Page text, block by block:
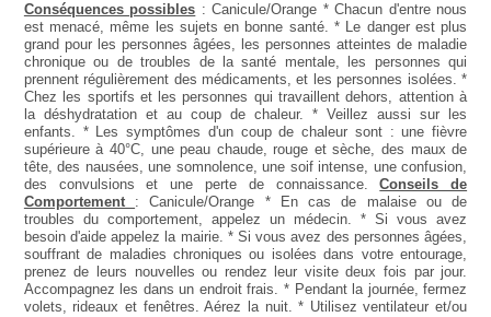
Conséquences possibles : Canicule/Orange * Chacun d'entre nous
est menacé, même les sujets en bonne santé. * Le danger est plus
grand pour les personnes âgées, les personnes atteintes de maladie
chronique ou de troubles de la santé mentale, les personnes qui
prennent régulièrement des médicaments, et les personnes isolées. *
Chez les sportifs et les personnes qui travaillent dehors, attention à
la déshydratation et au coup de chaleur. * Veillez aussi sur les
enfants. * Les symptômes d'un coup de chaleur sont : une fièvre
supérieure à 40°C, une peau chaude, rouge et sèche, des maux de
tête, des nausées, une somnolence, une soif intense, une confusion,
des convulsions et une perte de connaissance.Conseils de
Comportement : Canicule/Orange * En cas de malaise ou de
troubles du comportement, appelez un médecin. * Si vous avez
besoin d'aide appelez la mairie. * Si vous avez des personnes âgées,
souffrant de maladies chroniques ou isolées dans votre entourage,
prenez de leurs nouvelles ou rendez leur visite deux fois par jour.
Accompagnez les dans un endroit frais. * Pendant la journée, fermez
volets, rideaux et fenêtres. Aérez la nuit. * Utilisez ventilateur et/ou